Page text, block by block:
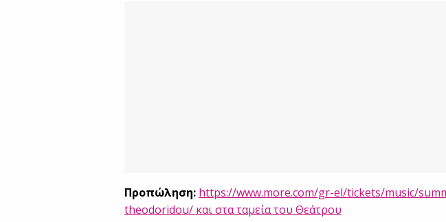
Προπώληση: https://www.more.com/gr-el/tickets/music/
theodoridou/ και στα ταμεία του Θεάτρου